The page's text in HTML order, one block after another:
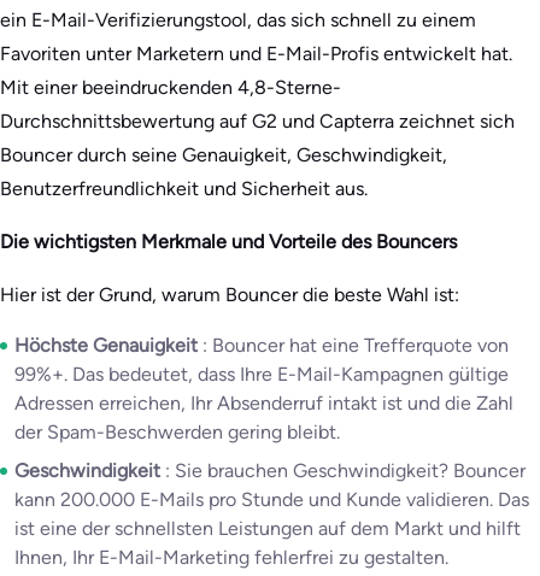
ein E-Mail-Verifizierungstool, das sich schnell zu einem
Favoriten unter Marketern und E-Mail-Profis entwickelt hat.
Mit einer beeindruckenden 4,8-Sterne-
Durchschnittsbewertung auf G2 und Capterra zeichnet sich
Bouncer durch seine Genauigkeit, Geschwindigkeit,
Benutzerfreundlichkeit und Sicherheit aus.
Die wichtigsten Merkmale und Vorteile des Bouncers
Hier ist der Grund, warum Bouncer die beste Wahl ist:
Höchste Genauigkeit : Bouncer hat eine Trefferquote von
99%+. Das bedeutet, dass Ihre E-Mail-Kampagnen gültige
Adressen erreichen, Ihr Absenderruf intakt ist und die Zahl
der Spam-Beschwerden gering bleibt.
Geschwindigkeit : Sie brauchen Geschwindigkeit? Bouncer
kann 200.000 E-Mails pro Stunde und Kunde validieren. Das
ist eine der schnellsten Leistungen auf dem Markt und hilft
Ihnen, Ihr E-Mail-Marketing fehlerfrei zu gestalten.